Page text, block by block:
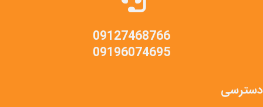
09127468766
09196074695
دسترسی